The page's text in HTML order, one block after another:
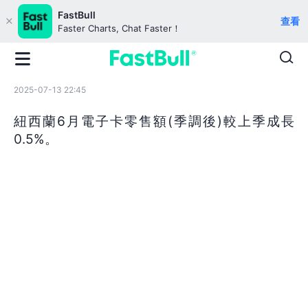
FastBull
Faster Charts, Chat Faster！
查看
2025-07-13 22:45
紐西蘭6月電子卡零售額(季調後)較上季成長
0.5%。